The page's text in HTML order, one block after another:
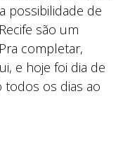
possibilidade de
são um
completar,
e hoje foi dia de
todos os dias ao